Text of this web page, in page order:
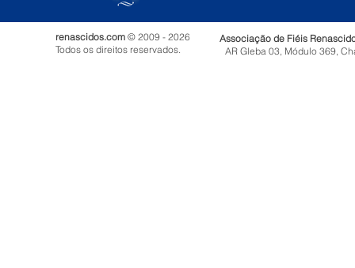
renascidos.com © 2009 - 2026
Todos os direitos reservados.
Associação de Fiéis
AR Gleba 03, Módulo 369,